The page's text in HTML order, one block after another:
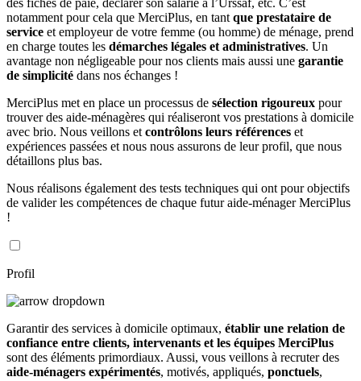
notamment pour cela que MerciPlus, en tant que prestataire de
service et employeur de votre femme (ou homme) de ménage, prend
en charge toutes les démarches légales et administratives. Un
avantage non négligeable pour nos clients mais aussi une garantie
de simplicité dans nos échanges !
MerciPlus met en place un processus de sélection rigoureux pour
trouver des aide-ménagères qui réaliseront vos prestations à domicile
avec brio. Nous veillons et contrôlons leurs références et
expériences passées et nous nous assurons de leur profil, que nous
détaillons plus bas.
Nous réalisons également des tests techniques qui ont pour objectifs
de valider les compétences de chaque futur aide-ménager MerciPlus
!
Profil
Garantir des services à domicile optimaux, établir une relation de
confiance entre clients, intervenants et les équipes MerciPlus
sont des éléments primordiaux. Aussi, vous veillons à recruter des
aide-ménagers expérimentés, motivés, appliqués, ponctuels,